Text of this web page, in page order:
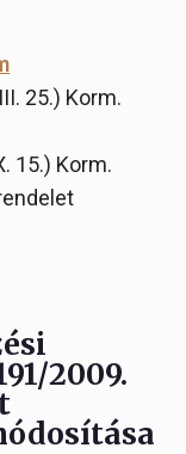
25.) Korm.
15.) Korm.
2009.